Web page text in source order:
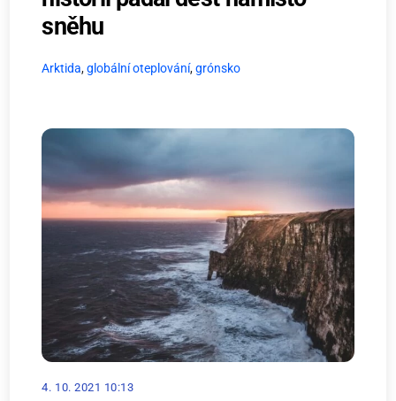
sněhu
Arktida,globální oteplování,grónsko
4. 10. 2021 10:13